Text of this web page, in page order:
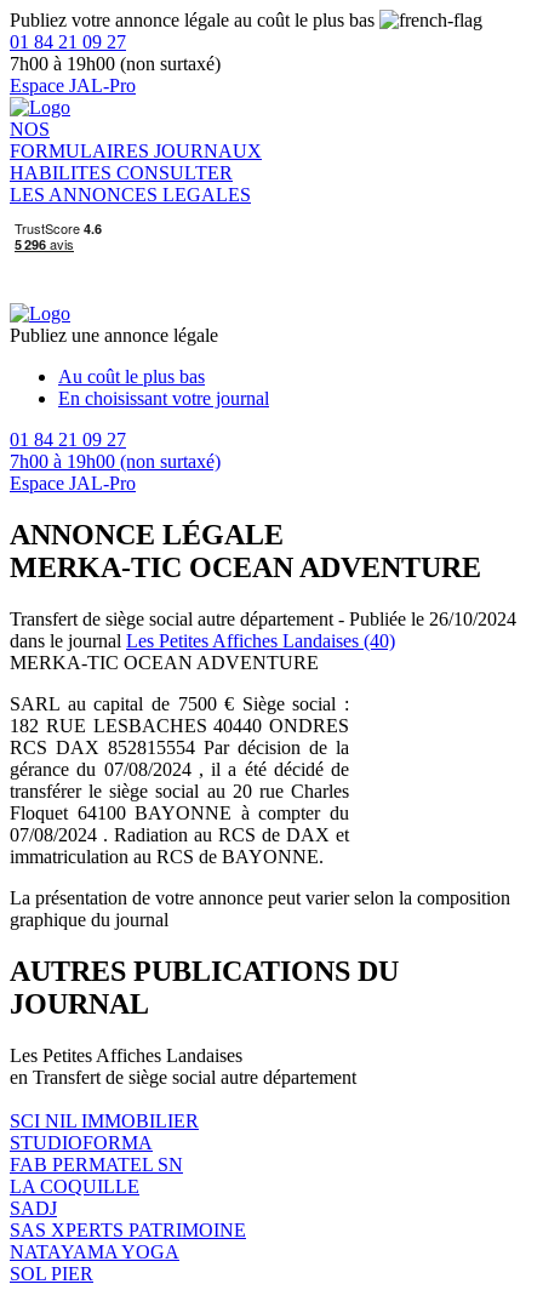
Publiez votre annonce légale au coût le plus bas
01 84 21 09 27
7h00 à 19h00 (non surtaxé)
Espace JAL-Pro
NOS
FORMULAIRES JOURNAUX
HABILITES CONSULTER
LES ANNONCES LEGALES
Publiez une annonce légale
Au coût le plus bas
En choisissant votre journal
01 84 21 09 27
7h00 à 19h00 (non surtaxé)
Espace JAL-Pro
ANNONCE LÉGALE
MERKA-TIC OCEAN ADVENTURE
Transfert de siège social autre département - Publiée le 26/10/2024
dans le journal Les Petites Affiches Landaises (40)
MERKA-TIC OCEAN ADVENTURE
SARL au capital de 7500 € Siège social :
182 RUE LESBACHES 40440 ONDRES
RCS DAX 852815554 Par décision de la
gérance du 07/08/2024 , il a été décidé de
transférer le siège social au 20 rue Charles
Floquet 64100 BAYONNE à compter du
07/08/2024 . Radiation au RCS de DAX et
immatriculation au RCS de BAYONNE.
La présentation de votre annonce peut varier selon la composition
graphique du journal
AUTRES PUBLICATIONS DU
JOURNAL
Les Petites Affiches Landaises
en Transfert de siège social autre département
SCI NIL IMMOBILIER
STUDIOFORMA
FAB PERMATEL SN
LA COQUILLE
SADJ
SAS XPERTS PATRIMOINE
NATAYAMA YOGA
SOL PIER